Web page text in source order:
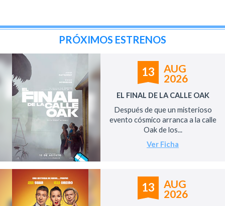
PRÓXIMOS ESTRENOS
13
AUG
2026
EL FINAL DE LA CALLE OAK
Después de que un misterioso
evento cósmico arranca a la calle
Oak de los...
Ver Ficha
13
AUG
2026